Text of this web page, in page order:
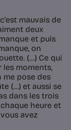
mauvais de
deux
et puis
on
(…) Ce qui
les moments,
pose des
(…) et aussi se
dans les trois
heure et
avez